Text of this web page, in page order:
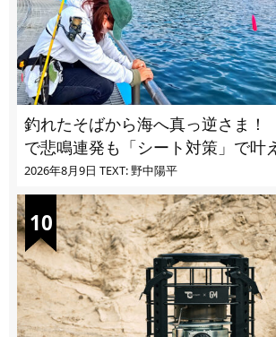
釣れたそばから海へ真っ逆さま
で悲鳴連発も「シート対策」で叶
2026年8月9日 TEXT: 野中陽平